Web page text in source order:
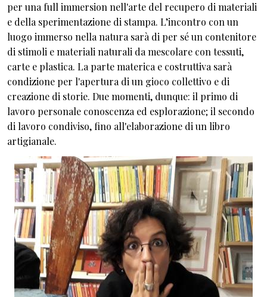
per una full immersion nell'arte del recupero di materiali
e della sperimentazione di stampa. L’incontro con un
luogo immerso nella natura sarà di per sé un contenitore
di stimoli e materiali naturali da mescolare con tessuti,
carte e plastica. La parte materica e costruttiva sarà
condizione per l'apertura di un gioco collettivo e di
creazione di storie. Due momenti, dunque: il primo di
lavoro personale conoscenza ed esplorazione; il secondo
di lavoro condiviso, fino all'elaborazione di un libro
artigianale.